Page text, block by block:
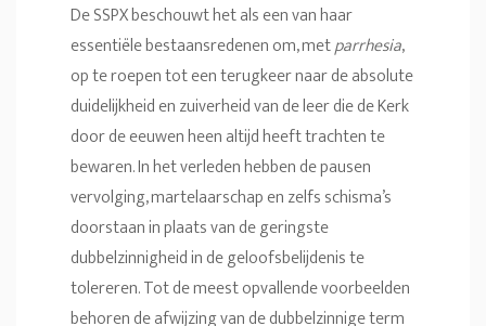
De SSPX beschouwt het als een van haar
essentiële bestaansredenen om, metparrhesia,
op te roepen tot een terugkeer naar de absolute
duidelijkheid en zuiverheid van de leer die de Kerk
door de eeuwen heen altijd heeft trachten te
bewaren. In het verleden hebben de pausen
vervolging, martelaarschap en zelfs schisma’s
doorstaan in plaats van de geringste
dubbelzinnigheid in de geloofsbelijdenis te
tolereren. Tot de meest opvallende voorbeelden
behoren de afwijzing van de dubbelzinnige term